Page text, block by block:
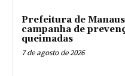
Prefeitura de
campanha de
queimadas
7 de agosto de 2026